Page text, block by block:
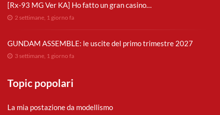
[Rx-93 MG Ver KA] Ho fatto un gran casino…
2 settimane, 1 giorno fa
GUNDAM ASSEMBLE: le uscite del primo trimestre 2027
3 settimane, 1 giorno fa
Topic popolari
La mia postazione da modellismo